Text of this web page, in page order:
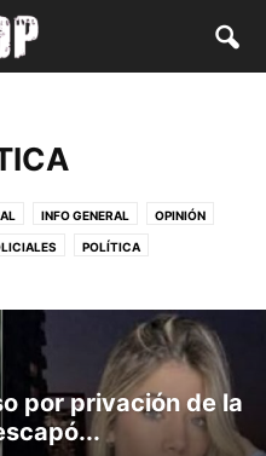
INFO GENERAL OPINIÓN
POLÍTICA
por privación de la